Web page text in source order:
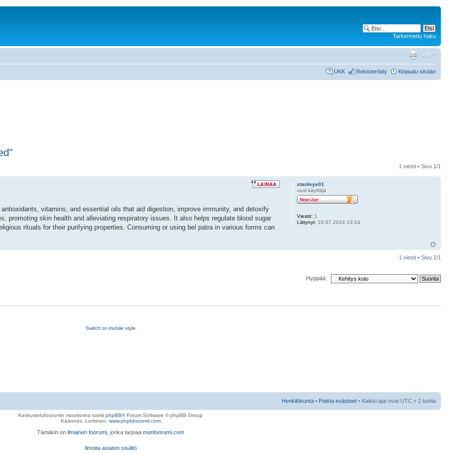
Tarkennettu haku
UKK Rekisteröidy Kirjaudu sisään
1 viesti • Sivu 1/1
vitamins, and essential oils that aid digestion, improve immunity, and detoxify
promoting skin health and alleviating respiratory issues. It also helps regulate blood sugar
rituals for their purifying properties. Consuming or using bel patra in various forms can
stanleye01
uusi käyttäjä
Viestit: 1
Liittynyt: 16.07.2024 13:14
1 viesti • Sivu 1/1
Hyppää:
Switch to mobile style
Henkilökunta • Poista evästeet • Kaikki ajat ovat UTC + 2 tuntia
Keskustelufoorumin moottorina toimii phpBB® Forum Software © phpBB Group
Käännös, Lurttinen, www.phpbbsuomi.com
Tämäkin on ilmainen foorumi , jonka tarjoaa munfoorumi.com
Ilmoita asiaton sisältö